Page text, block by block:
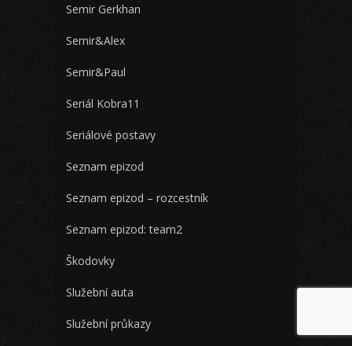
Semir Gerkhan
Semir&Alex
Semir&Paul
Seriál Kobra11
Seriálové postavy
Seznam epizod
Seznam epizod – rozcestník
Seznam epizod: team2
Škodovky
Služební auta
Služební průkazy